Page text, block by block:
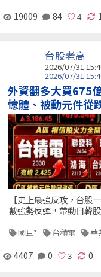
19009 84
台股老高
2026/07/31
2026/07/31
外資翻多大買675
憶體、被動元件從
【史上最強反攻，台股
數強勢反彈，帶動日韓
國巨* 台積電 華
4407 0 0